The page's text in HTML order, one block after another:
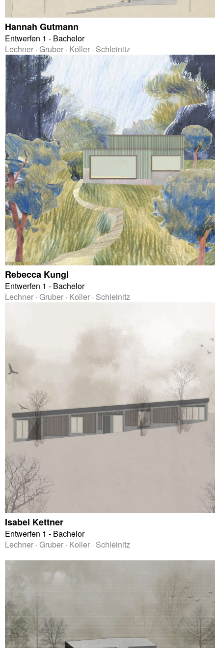
Hannah Gutmann
Entwerfen 1 - Bachelor
Lechner · Gruber · Koller · Schleinitz
Rebecca Kungl
Entwerfen 1 - Bachelor
Lechner · Gruber · Koller · Schleinitz
Isabel Kettner
Entwerfen 1 - Bachelor
Lechner · Gruber · Koller · Schleinitz